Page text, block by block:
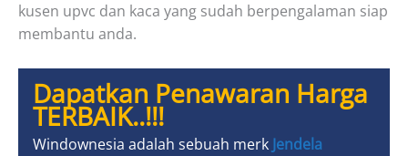
kusen upvc dan kaca yang sudah berpengalaman siap
membantu anda.
Dapatkan Penawaran Harga
TERBAIK..!!!
Windownesia adalah sebuah merk Jendela